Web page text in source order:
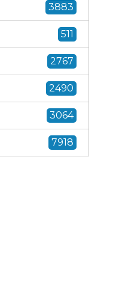
3883
511
2767
2490
3064
7918